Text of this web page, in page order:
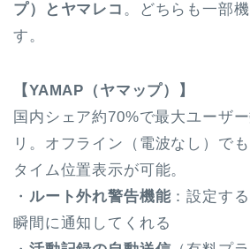
プ）とヤマレコ 。どちらも一部
す。
【YAMAP（ヤマップ）】
国内シェア約70%で最大ユーザ
リ。オフライン（電波なし）で
タイム位置表示が可能。
・ ルート外れ警告機能：設定す
瞬間に通知してくれる